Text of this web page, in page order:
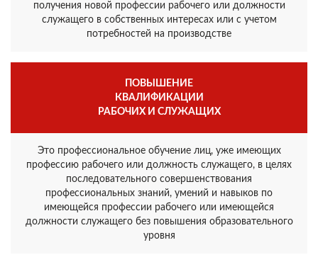
получения новой профессии рабочего или должности
служащего в собственных интересах или с учетом
потребностей на производстве
ПОВЫШЕНИЕ
КВАЛИФИКАЦИИ
РАБОЧИХ И СЛУЖАЩИХ
Это профессиональное обучение лиц, уже имеющих
профессию рабочего или должность служащего, в целях
последовательного совершенствования
профессиональных знаний, умений и навыков по
имеющейся профессии рабочего или имеющейся
должности служащего без повышения образовательного
уровня